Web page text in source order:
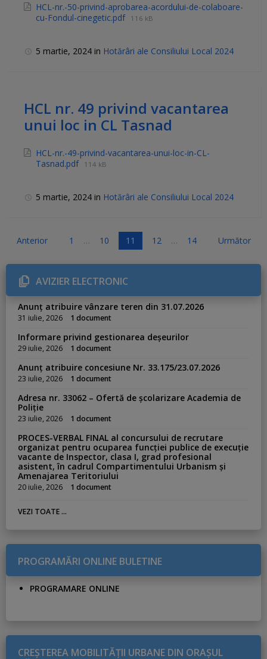
HCL-nr.-50-privind-aprobarea-acordului-de-colaboare-
cu-Fondul-cinegetic.pdf 116 kB
5 martie, 2024 in Hotărâri ale Consiliului Local 2024
HCL nr. 49 privind vacantarea
unui loc in CL Tasnad
HCL-nr.-49-privind-vacantarea-unui-loc-in-CL-
Tasnad.pdf 114 kB
5 martie, 2024 in Hotărâri ale Consiliului Local 2024
g
n
Anterior 1 … 10 11 12 … 14 Următor
AVIZIER ELECTRONIC
Anunț atribuire vânzare teren din 31.07.2026
31 iulie, 2026 1 document
Informare privind gestionarea deșeurilor
29 iulie, 2026 1 document
Anunț atribuire concesiune Nr. 33.175/23.07.2026
23 iulie, 2026 1 document
Adresa nr. 33062 – Ofertă de școlarizare Academia de
Poliție
23 iulie, 2026 1 document
PROCES-VERBAL FINAL al concursului de recrutare
organizat pentru ocuparea funcției publice de execuție
vacante de Inspector, clasa I, grad profesional
asistent, în cadrul Compartimentului Urbanism și
Amenajarea Teritoriului
20 iulie, 2026 1 document
VEZI TOATE ...
PROGRAMĂRI ONLINE BULETINE
PROGRAMARE ONLINE
CREŞTEREA MOBILITĂŢII URBANE DIN ORAŞUL